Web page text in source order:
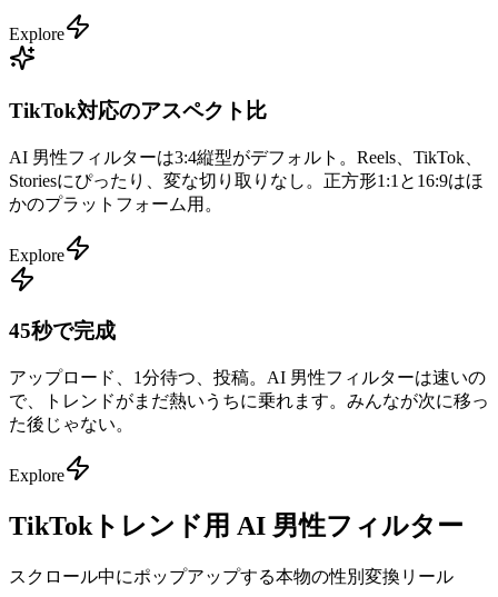
Explore
TikTok対応のアスペクト比
AI 男性フィルターは3:4縦型がデフォルト。Reels、TikTok、
Storiesにぴったり、変な切り取りなし。正方形1:1と16:9はほ
かのプラットフォーム用。
Explore
45秒で完成
アップロード、1分待つ、投稿。AI 男性フィルターは速いの
で、トレンドがまだ熱いうちに乗れます。みんなが次に移っ
た後じゃない。
Explore
TikTokトレンド用 AI 男性フィルター
スクロール中にポップアップする本物の性別変換リール